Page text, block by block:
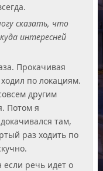
сказать, что
интересней
Прокачивая
по локациям.
другим
Потом я
там,
раз ходить по
речь идет о